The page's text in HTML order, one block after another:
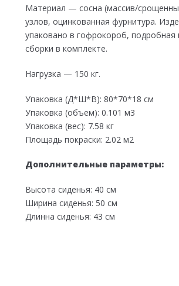
Материал — сосна (массив/
узлов, оцинкованная фурнитура.
упаковано в гофрокороб, подробная
сборки в комплекте.
Нагрузка — 150 кг.
Упаковка (Д*Ш*В): 80*70*18 см
Упаковка (объем): 0.101 м3
Упаковка (вес): 7.58 кг
Площадь покраски: 2.02 м2
Дополнительные параметры:
Высота сиденья: 40 см
Ширина сиденья: 50 см
Длинна сиденья: 43 см